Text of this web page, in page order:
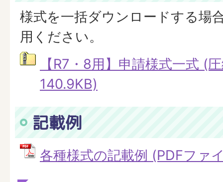
様式を一括ダウンロードする場
用ください。
【R7・8用】申請様式一式 (
140.9KB)
記載例
各種様式の記載例 (PDFファ